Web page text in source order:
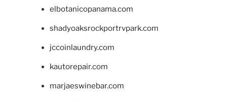
elbotanicopanama.com
shadyoaksrockportrvpark.com
jccoinlaundry.com
kautorepair.com
marjaeswinebar.com